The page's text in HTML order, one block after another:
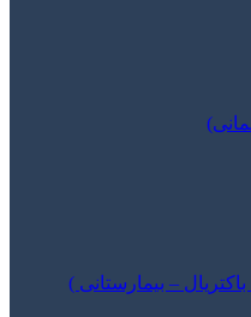
– بیمارستانی )